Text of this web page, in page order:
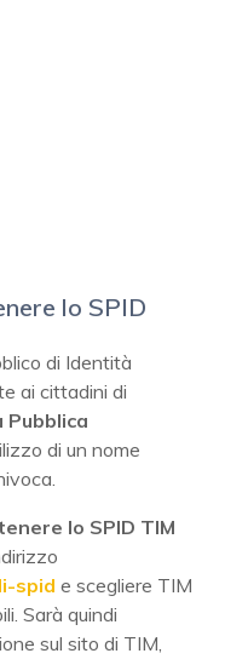
lo SPID
di Identità
ai cittadini di
Pubblica
di un nome
lo SPID TIM
spid e scegliere TIM
Sarà quindi
sul sito di TIM,